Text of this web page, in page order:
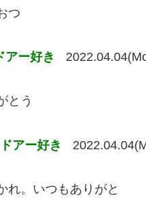
つ
アー好き
とう
アー好き
れ。いつもありがと